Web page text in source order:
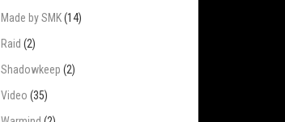
Made by SMK(14)
Raid (2)
Shadowkeep (2)
Video (35)